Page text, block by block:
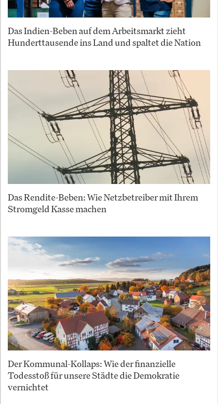
Das Indien-Beben auf dem Arbeitsmarkt zieht
Hunderttausende ins Land und spaltet die Nation
Das Rendite-Beben: Wie Netzbetreiber mit Ihrem
Stromgeld Kasse machen
Der Kommunal-Kollaps: Wie der finanzielle
Todesstoß für unsere Städte die Demokratie
vernichtet